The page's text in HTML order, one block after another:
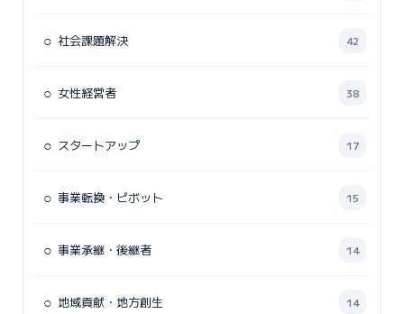
○ 社会課題解決 42
○ 女性経営者 38
○ スタートアップ 17
○ 事業転換・ピボット 15
○ 事業承継・後継者 14
○ 地域貢献・地方創生 14